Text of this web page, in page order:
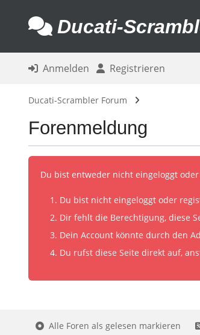
Ducati-
Anmelden Registrieren
Ducati-Scrambler Forum
Forenmeldung
Du bist entweder nicht eingeloggt
Du bist nicht eingeloggt oder
Dir fehlt die Berechtigung, diese
Dein Account könnte durch den
Du rufst diese Seite direkt auf,
Alle Foren als gelesen markieren